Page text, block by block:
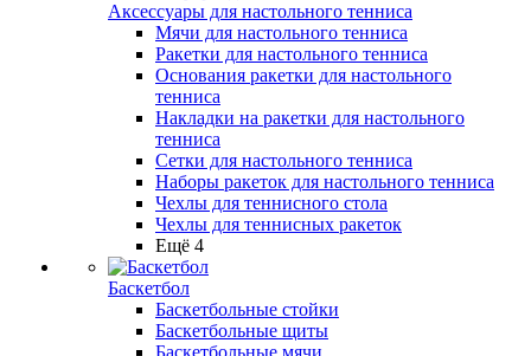
Аксессуары для настольного тенниса
Мячи для настольного тенниса
Ракетки для настольного тенниса
Основания ракетки для настольного
тенниса
Накладки на ракетки для настольного
тенниса
Сетки для настольного тенниса
Наборы ракеток для настольного тенниса
Чехлы для теннисного стола
Чехлы для теннисных ракеток
Ещё 4
Баскетбол
Баскетбольные стойки
Баскетбольные щиты
Баскетбольные мячи